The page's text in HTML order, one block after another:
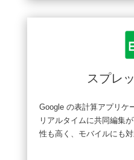
スプレ
Google の表計算アプリケ
リアルタイムに共同編集
性も高く、モバイルにも対